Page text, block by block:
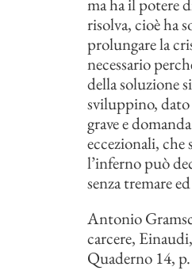
ma ha il potere
risolva, cioè ha
prolungare la
necessario
della soluzione
sviluppino, dato
grave e
eccezionali, che
l’inferno può
senza tremare
Antonio
carcere,
Quaderno 14,